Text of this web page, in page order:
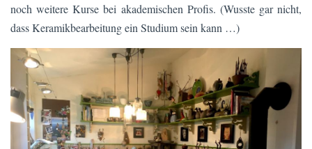
noch weitere Kurse bei akademischen Profis. (Wusste gar nicht,
dass Keramikbearbeitung ein Studium sein kann …)